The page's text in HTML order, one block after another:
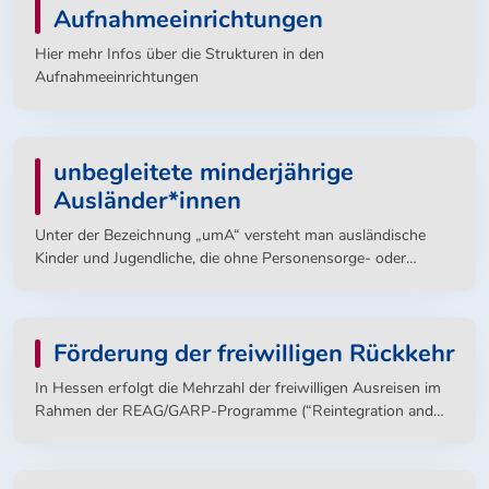
Aufnahmeeinrichtungen
Hier mehr Infos über die Strukturen in den
Aufnahmeeinrichtungen
unbegleitete minderjährige
Ausländer*innen
Unter der Bezeichnung „umA“ versteht man ausländische
Kinder und Jugendliche, die ohne Personensorge- oder
volljährige Person, soweit sie auf Grund einer Vereinbarung
mit dem Personensorgeberechtigten nicht nur
vorübergehend und nicht nur für einzelne Verrichtungen
Aufgaben der Personensorge wahrnimmt (§ 7 Abs. 1 Nr. 6
Förderung der freiwilligen Rückkehr
In Hessen erfolgt die Mehrzahl der freiwilligen Ausreisen im
Rahmen der REAG/GARP-Programme (“Reintegration and